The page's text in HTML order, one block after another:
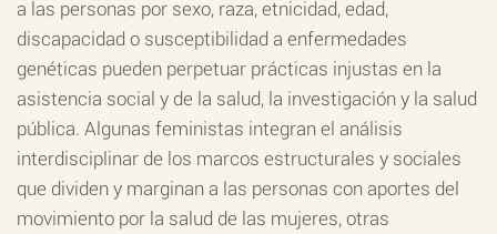
a las personas por sexo, raza, etnicidad, edad,
discapacidad o susceptibilidad a enfermedades
genéticas pueden perpetuar prácticas injustas en la
asistencia social y de la salud, la investigación y la salud
pública. Algunas feministas integran el análisis
interdisciplinar de los marcos estructurales y sociales
que dividen y marginan a las personas con aportes del
movimiento por la salud de las mujeres, otras